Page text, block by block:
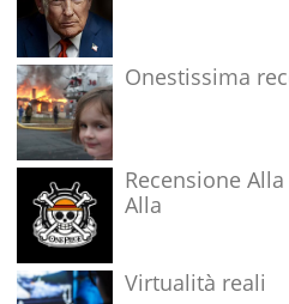
Onestissima
Recensione
Alla
Virtualità reali